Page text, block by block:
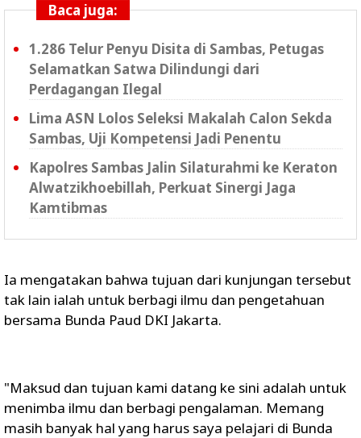
Baca juga:
1.286 Telur Penyu Disita di Sambas, Petugas
Selamatkan Satwa Dilindungi dari
Perdagangan Ilegal
Lima ASN Lolos Seleksi Makalah Calon Sekda
Sambas, Uji Kompetensi Jadi Penentu
Kapolres Sambas Jalin Silaturahmi ke Keraton
Alwatzikhoebillah, Perkuat Sinergi Jaga
Kamtibmas
Ia mengatakan bahwa tujuan dari kunjungan tersebut
tak lain ialah untuk berbagi ilmu dan pengetahuan
bersama Bunda Paud DKI Jakarta.
"Maksud dan tujuan kami datang ke sini adalah untuk
menimba ilmu dan berbagi pengalaman. Memang
masih banyak hal yang harus saya pelajari di Bunda